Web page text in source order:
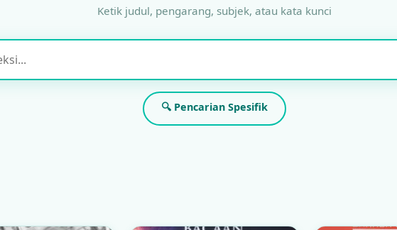
Ketik judul, pengarang, subjek, atau kata kunci
🔍 Pencarian Spesifik